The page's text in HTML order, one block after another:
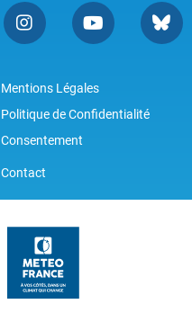
Mentions Légales
Politique de Confidentialité
Consentement
Contact